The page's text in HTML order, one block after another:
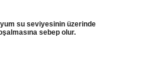
su seviyesinin üzerinde
sebep olur.